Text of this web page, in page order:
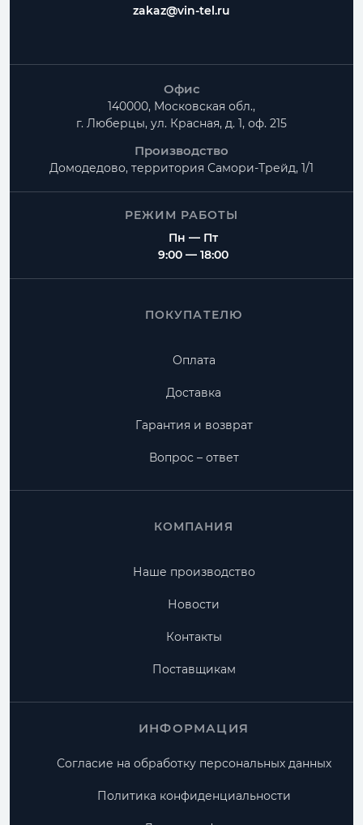
zakaz@vin-tel.ru
Офис
140000, Московская обл.,
г. Люберцы, ул. Красная, д. 1, оф. 215
Производство
Домодедово, территория Самори-Трейд, 1/1
РЕЖИМ РАБОТЫ
Пн — Пт
9:00 — 18:00
ПОКУПАТЕЛЮ
Оплата
Доставка
Гарантия и возврат
Вопрос – ответ
КОМПАНИЯ
Наше производство
Новости
Контакты
Поставщикам
ИНФОРМАЦИЯ
Согласие на обработку персональных данных
Политика конфиденциальности